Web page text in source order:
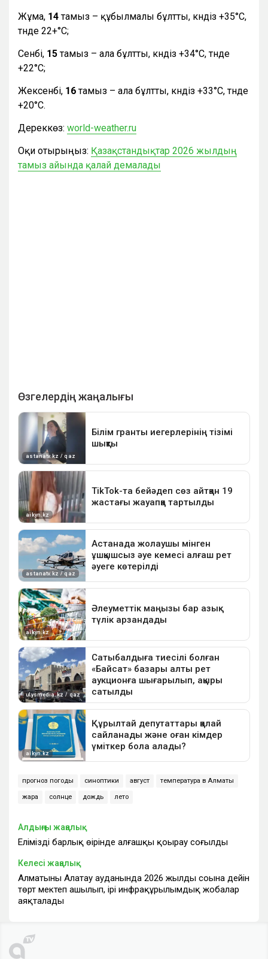
Жұма, 14тамыз – құбылмалы бұлтты, күндіз +35°С,
түнде 22+°С;
Сенбі, 15тамыз – ала бұлтты, күндіз +34°С, түнде
+22°С;
Жексенбі, 16тамыз – ала бұлтты, күндіз +33°С, түнде
+20°С.
Дереккөз: world-weather.ru
Оқи отырыңыз: Қазақстандықтар 2026 жылдың
тамыз айында қалай демалады
прогноз погоды синоптики август температура в Алматы
жара солнце дождь лето
Алдыңғы жаңалық
Еліміздің барлық өңірінде алғашқы қоңырау соғылды
Келесі жаңалық
Алматының Алатау ауданында 2026 жылдың соңына дейін
төрт мектеп ашылып, ірі инфрақұрылымдық жобалар
аяқталады